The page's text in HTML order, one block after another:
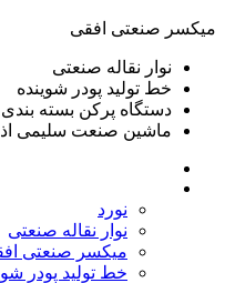
ميكسر صنعتی افقی
نوار نقاله صنعتی
خط تولید پودر شوينده
دستگاه پرکن بسته بندی
ماشين صنعت سليمی
نورد
نوار نقاله صنعتی
ميكسر صنعتی
خط تولید پودر